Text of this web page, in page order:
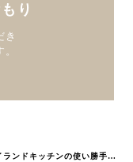
キッチンの使い勝手を良くするポイント
り
き